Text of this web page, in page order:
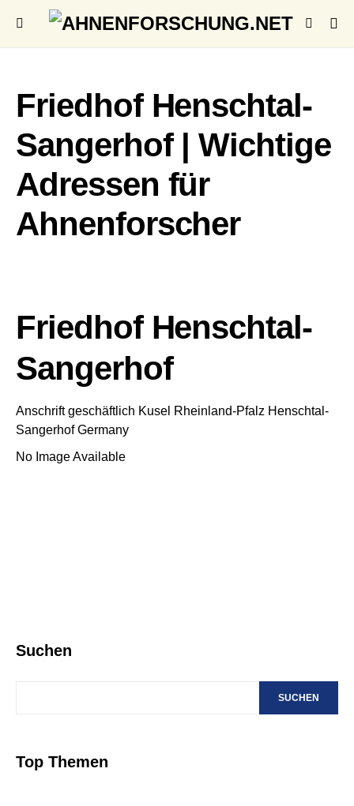
Friedhof Henschtal-
Sangerhof | Wichtige
Adressen für
Ahnenforscher
Friedhof Henschtal-
Sangerhof
Anschrift geschäftlich Kusel Rheinland-Pfalz Henschtal-
Sangerhof Germany
No Image Available
Suchen
SUCHEN
Top Themen